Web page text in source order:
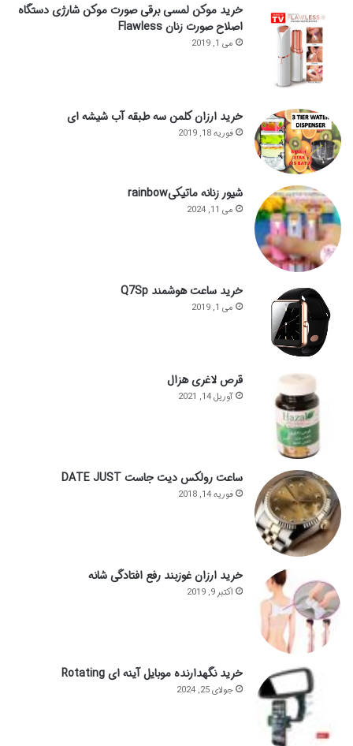
خرید موکن لمسی برقی صورت موکن شارژی دستگاه
اصلاح صورت زنان Flawless
می 1, 2019
خرید ارزان کلمن سه طبقه آب شیشه ای
فوریه 18, 2019
شیور زنانه ماتیکیrainbow
می 11, 2024
خرید ساعت هوشمند Q7Sp
می 1, 2019
قرص لاغری هزال
آوریل 14, 2021
ساعت رولکس دیت جاست DATE JUST
فوریه 14, 2018
خرید ارزان غوزبند رفع افتادگی شانه
اکتبر 9, 2019
خرید نگهدارنده موبایل آینه ای Rotating
جولای 25, 2024